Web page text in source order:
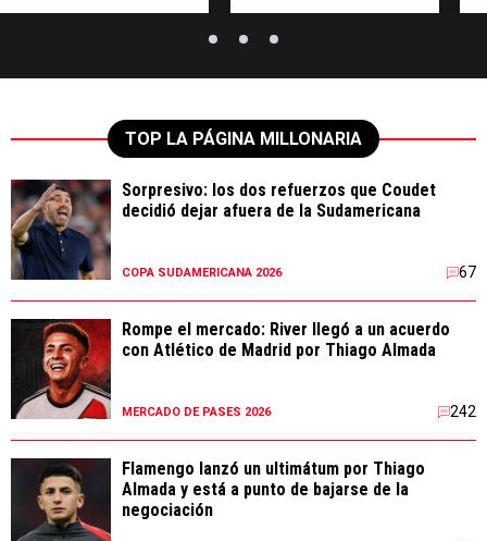
TOP LA PÁGINA MILLONARIA
Sorpresivo: los dos refuerzos que Coudet
decidió dejar afuera de la Sudamericana
COPA SUDAMERICANA 2026 67
Rompe el mercado: River llegó a un acuerdo
con Atlético de Madrid por Thiago Almada
MERCADO DE PASES 2026 242
Flamengo lanzó un ultimátum por Thiago
Almada y está a punto de bajarse de la
negociación